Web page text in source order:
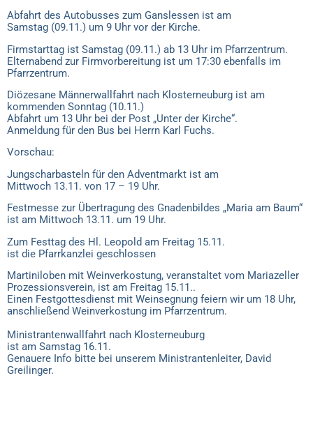
Abfahrt des Autobusses zum Ganslessen ist am
Samstag (09.11.) um 9 Uhr vor der Kirche.
Firmstarttag ist Samstag (09.11.) ab 13 Uhr im Pfarrzentrum.
Elternabend zur Firmvorbereitung ist um 17:30 ebenfalls im
Pfarrzentrum.
Diözesane Männerwallfahrt nach Klosterneuburg ist am
kommenden Sonntag (10.11.)
Abfahrt um 13 Uhr bei der Post „Unter der Kirche“.
Anmeldung für den Bus bei Herrn Karl Fuchs.
Vorschau:
Jungscharbasteln für den Adventmarkt ist am
Mittwoch 13.11. von 17 – 19 Uhr.
Festmesse zur Übertragung des Gnadenbildes „Maria am Baum“
ist am Mittwoch 13.11. um 19 Uhr.
Zum Festtag des Hl. Leopold am Freitag 15.11.
ist die Pfarrkanzlei geschlossen
Martiniloben mit Weinverkostung, veranstaltet vom Mariazeller
Prozessionsverein, ist am Freitag 15.11..
Einen Festgottesdienst mit Weinsegnung feiern wir um 18 Uhr,
anschließend Weinverkostung im Pfarrzentrum.
Ministrantenwallfahrt nach Klosterneuburg
ist am Samstag 16.11.
Genauere Info bitte bei unserem Ministrantenleiter, David
Greilinger.